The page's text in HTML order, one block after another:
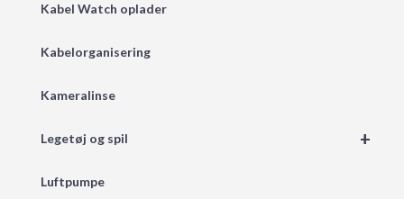
Kabel Watch oplader
Kabelorganisering
Kameralinse
+
Legetøj og spil
Luftpumpe